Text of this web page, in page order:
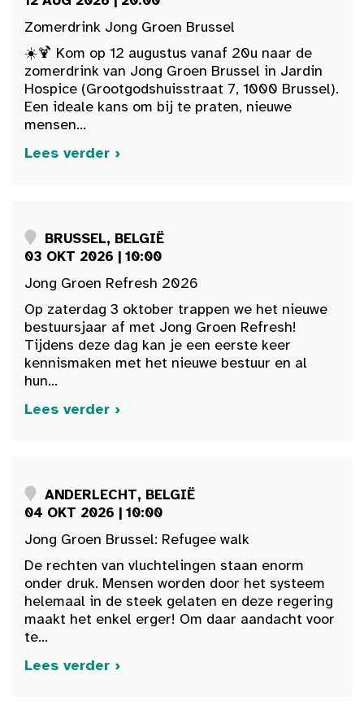
Zomerdrink Jong Groen Brussel
☀️🍹 Kom op 12 augustus vanaf 20u naar de
zomerdrink van Jong Groen Brussel in Jardin
Hospice (Grootgodshuisstraat 7, 1000 Brussel).
Een ideale kans om bij te praten, nieuwe
mensen...
Lees verder ›
BRUSSEL, BELGIË
03 OKT 2026 | 10:00
Jong Groen Refresh 2026
Op zaterdag 3 oktober trappen we het nieuwe
bestuursjaar af met Jong Groen Refresh!
Tijdens deze dag kan je een eerste keer
kennismaken met het nieuwe bestuur en al
hun...
Lees verder ›
ANDERLECHT, BELGIË
04 OKT 2026 | 10:00
Jong Groen Brussel: Refugee walk
De rechten van vluchtelingen staan enorm
onder druk. Mensen worden door het systeem
helemaal in de steek gelaten en deze regering
maakt het enkel erger! Om daar aandacht voor
te...
Lees verder ›